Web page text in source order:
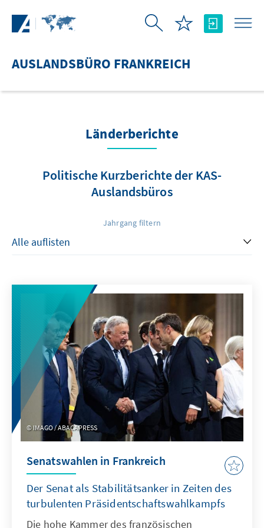
AUSLANDSBÜRO FRANKREICH
Länderberichte
Politische Kurzberichte der KAS-
Auslandsbüros
Jahrgang filtern
IMAGO / ABACAPRESS
Senatswahlen in Frankreich
Der Senat als Stabilitätsanker in Zeiten des
turbulenten Präsidentschaftswahlkampfs
Die hohe Kammer des französischen